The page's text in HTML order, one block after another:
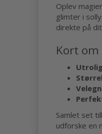
Oplev
glimter i
direkte på
Kort
Samlet set
udforske en